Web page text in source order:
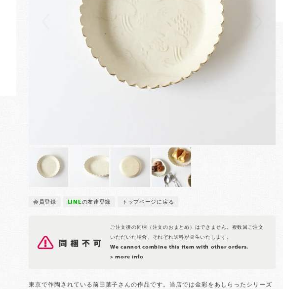
会員登録 LINEの友達登録 トップページに戻る
ご注文後の同梱（注文のおまとめ）はできません。複数回ご注文
いただいた場合、それぞれ送料が発生いたします。
We cannot combine this item with other orders.
> more info
東京で作陶されている前田葉子さんの作品です。当店では金彩をあしらったシリーズ